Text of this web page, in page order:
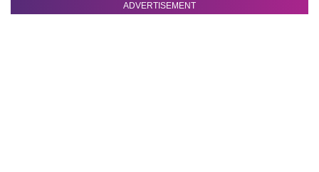
ADVERTISEMENT